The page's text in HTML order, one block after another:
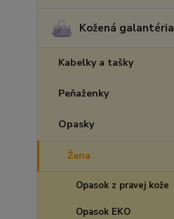
Kožená galantéria
Kabelky a tašky
Peňaženky
Opasky
Žena
Opasok z pravej kože
Opasok EKO